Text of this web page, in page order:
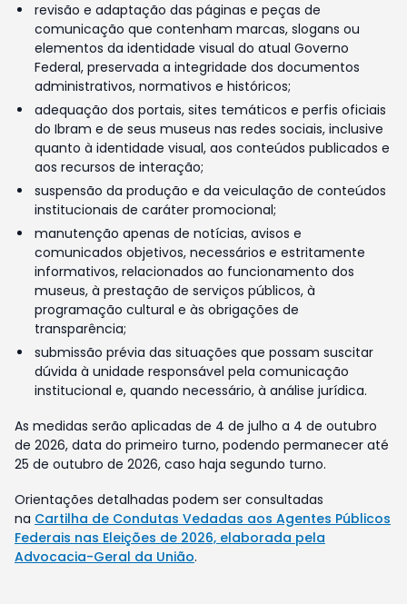
revisão e adaptação das páginas e peças de
comunicação que contenham marcas, slogans ou
elementos da identidade visual do atual Governo
Federal, preservada a integridade dos documentos
administrativos, normativos e históricos;
adequação dos portais, sites temáticos e perfis oficiais
do Ibram e de seus museus nas redes sociais, inclusive
quanto à identidade visual, aos conteúdos publicados e
aos recursos de interação;
suspensão da produção e da veiculação de conteúdos
institucionais de caráter promocional;
manutenção apenas de notícias, avisos e
comunicados objetivos, necessários e estritamente
informativos, relacionados ao funcionamento dos
museus, à prestação de serviços públicos, à
programação cultural e às obrigações de
transparência;
submissão prévia das situações que possam suscitar
dúvida à unidade responsável pela comunicação
institucional e, quando necessário, à análise jurídica.
As medidas serão aplicadas de 4 de julho a 4 de outubro
de 2026, data do primeiro turno, podendo permanecer até
25 de outubro de 2026, caso haja segundo turno.
Orientações detalhadas podem ser consultadas
na Cartilha de Condutas Vedadas aos Agentes Públicos
Federais nas Eleições de 2026, elaborada pela
Advocacia-Geral da União.